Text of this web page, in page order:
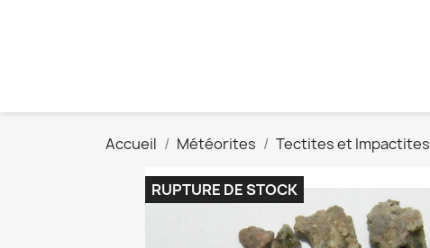
Accueil Météorites Tectites et Impactites
RUPTURE DE STOCK